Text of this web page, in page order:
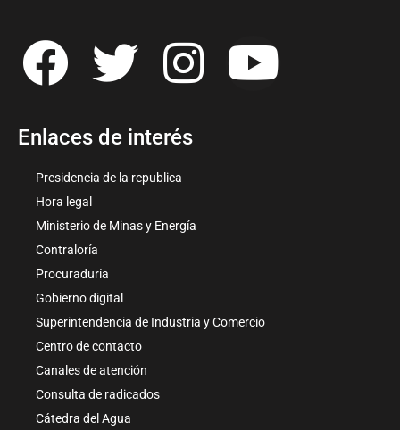
Enlaces de interés
Presidencia de la republica
Hora legal
Ministerio de Minas y Energía
Contraloría
Procuraduría
Gobierno digital
Superintendencia de Industria y Comercio
Centro de contacto
Canales de atención
Consulta de radicados
Cátedra del Agua